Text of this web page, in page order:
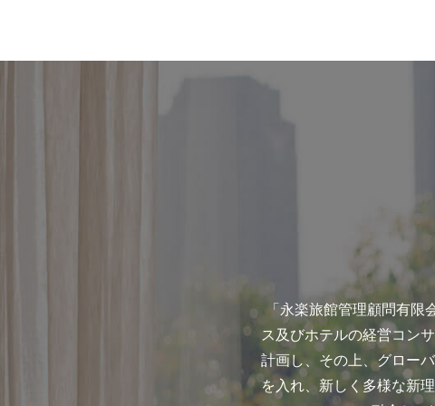
「永楽旅館管理顧問有
ス及びホテルの経営コン
計画し、その上、グロー
を入れ、新しく多様な新